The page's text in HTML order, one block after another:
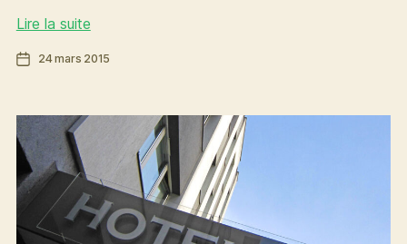
Lire la suiteUne
de
recettes
en
plus
Date24 mars 2015